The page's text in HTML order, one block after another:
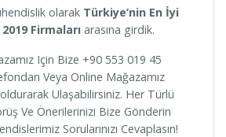
olarak Türkiye’nin En İyi
Firmalarıarasına girdik.
Için Bize +90 553 019 45
Veya Online Mağazamız
Ulaşabilirsiniz. Her Türlü
Ve Önerilerinizi Bize Gönderin
Sorularınızı Cevaplasın!